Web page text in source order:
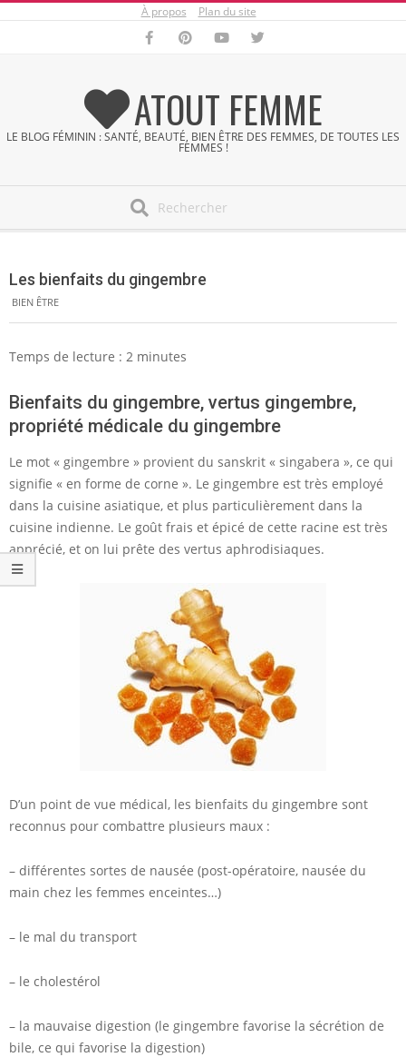
À propos Plan du site
ATOUT FEMME
LE BLOG FÉMININ : SANTÉ, BEAUTÉ, BIEN ÊTRE DES FEMMES, DE TOUTES LES
FEMMES !
Menu
Les bienfaits du gingembre
BIEN ÊTRE
Temps de lecture : 2 minutes
Bienfaits du gingembre, vertus gingembre,
propriété médicale du gingembre
Le mot « gingembre » provient du sanskrit « singabera », ce qui
signifie « en forme de corne ». Le gingembre est très employé
dans la cuisine asiatique, et plus particulièrement dans la
cuisine indienne. Le goût frais et épicé de cette racine est très
apprécié, et on lui prête des vertus aphrodisiaques.
D’un point de vue médical, les bienfaits du gingembre sont
reconnus pour combattre plusieurs maux :
– différentes sortes de nausée (post-opératoire, nausée du
main chez les femmes enceintes…)
– le mal du transport
– le cholestérol
– la mauvaise digestion (le gingembre favorise la sécrétion de
bile, ce qui favorise la digestion)